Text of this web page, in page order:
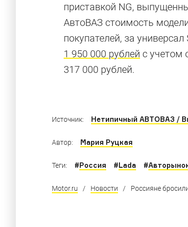
приставкой NG,
АвтоВАЗ стоимость
покупателей, за
1 950 000 рублей с учетом
317 000 рублей.
Доступные российские машины,
Источник: Нетипичный АВТОВАЗ /
Автор: Мария Руцкая
Теги: #Россия #Lada #
Motor.ru / Новости / Россияне